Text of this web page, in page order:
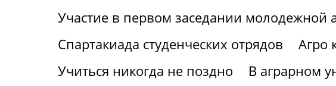
Участие в первом заседании
Спартакиада студенческих отрядов
Агро
Учиться никогда не поздно
В аграрном